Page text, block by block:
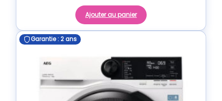
Ajouter au panier
Garantie : 2 ans